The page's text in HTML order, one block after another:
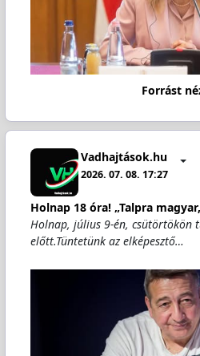
Forrást
Vadhajtások.hu
2026. 07. 08. 17:27
Holnap 18 óra! „Talpra
Holnap, július 9-én, csütörtökön
előtt.Tüntetünk az elképesztő…